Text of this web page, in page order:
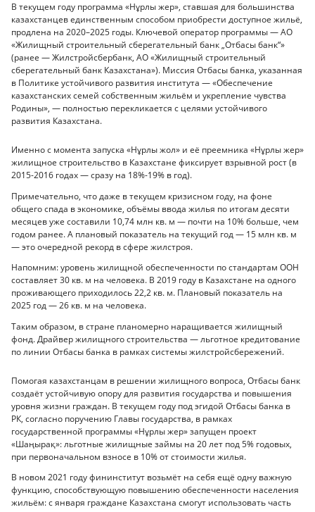
В текущем году программа «Нұрлы жер», ставшая для большинства
казахстанцев единственным способом приобрести доступное жильё,
продлена на 2020–2025 годы. Ключевой оператор программы — АО
«Жилищный строительный сберегательный банк „Отбасы банк“»
(ранее — Жилстройсбербанк, АО «Жилищный строительный
сберегательный банк Казахстана»). Миссия Отбасы банка, указанная
в Политике устойчивого развития института — «Обеспечение
казахстанских семей собственным жильём и укрепление чувства
Родины», — полностью перекликается с целями устойчивого
развития Казахстана.
Именно с момента запуска «Нұрлы жол» и её преемника «Нұрлы жер»
жилищное строительство в Казахстане фиксирует взрывной рост (в
2015-2016 годах — сразу на 18%-19% в год).
Примечательно, что даже в текущем кризисном году, на фоне
общего спада в экономике, объёмы ввода жилья по итогам десяти
месяцев уже составили 10,74 млн кв. м — почти на 10% больше, чем
годом ранее. А плановый показатель на текущий год — 15 млн кв. м
— это очередной рекорд в сфере жилстроя.
Напомним: уровень жилищной обеспеченности по стандартам ООН
составляет 30 кв. м на человека. В 2019 году в Казахстане на одного
проживающего приходилось 22,2 кв. м. Плановый показатель на
2025 год — 26 кв. м на человека.
Таким образом, в стране планомерно наращивается жилищный
фонд. Драйвер жилищного строительства — льготное кредитование
по линии Отбасы банка в рамках системы жилстройсбережений.
Помогая казахстанцам в решении жилищного вопроса, Отбасы банк
создаёт устойчивую опору для развития государства и повышения
уровня жизни граждан. В текущем году под эгидой Отбасы банка в
РК, согласно поручению Главы государства, в рамках
государственной программы «Нұрлы жер» запущен проект
«Шаңырақ»: льготные жилищные займы на 20 лет под 5% годовых,
при первоначальном взносе в 10% от стоимости жилья.
В новом 2021 году фининститут возьмёт на себя ещё одну важную
функцию, способствующую повышению обеспеченности населения
жильём: с января граждане Казахстана смогут использовать часть